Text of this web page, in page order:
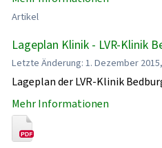
Artikel
Lageplan Klinik - LVR-Klinik
Letzte Änderung: 1. Dezember
Lageplan der LVR-Klinik
Mehr Informationen